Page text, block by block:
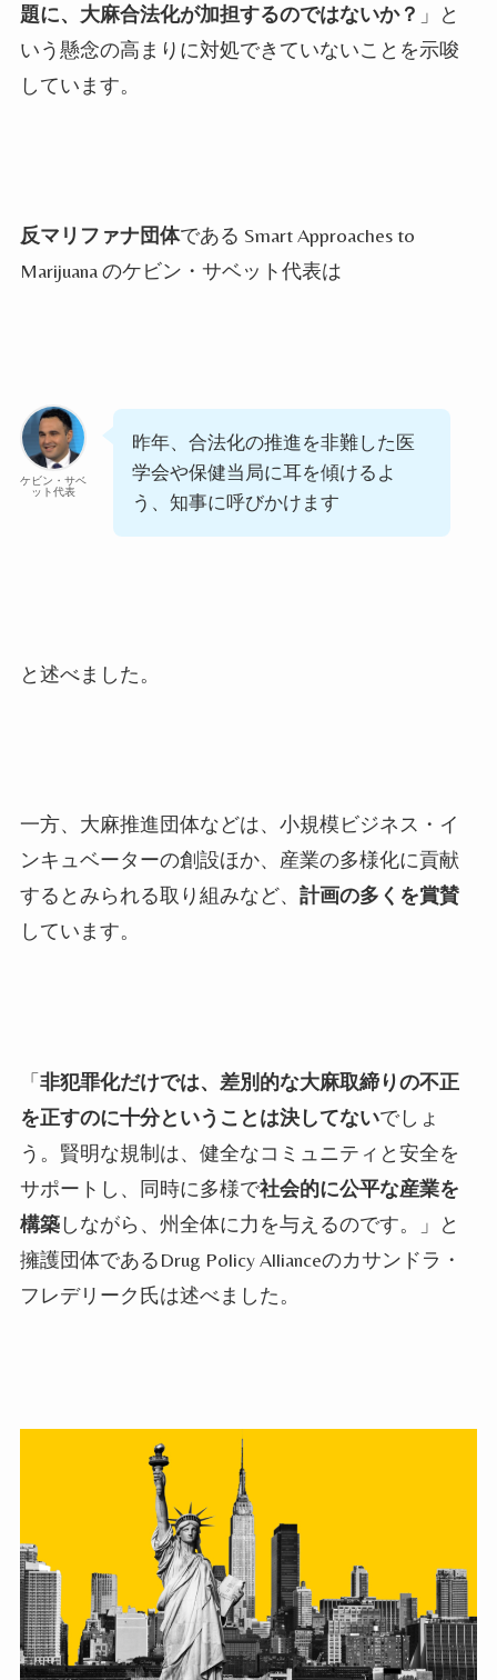
題に、大麻合法化が加担するのではないか？ 」と
いう懸念の高まりに対処できていないことを示唆
しています。
反マリファナ団体である Smart Approaches to
Marijuanaのケビン・サベット代表は
ケビン・サベ
ット代表
昨年、合法化の推進を非難した医
学会や保健当局に耳を傾けるよ
う、知事に呼びかけます
と述べました。
一方、大麻推進団体などは、小規模ビジネス・イ
ンキュベーターの創設ほか、産業の多様化に貢献
するとみられる取り組みなど、 計画の多くを賞賛
しています。
「 非犯罪化だけでは、差別的な大麻取締りの不正
を正すのに十分ということは決してないでしょ
う。賢明な規制は、健全なコミュニティと安全を
サポートし、同時に多様で社会的に公平な産業を
構築しながら、州全体に力を与えるのです。」と
擁護団体であるDrug Policy Allianceのカサンドラ・
フレデリーク氏は述べました。